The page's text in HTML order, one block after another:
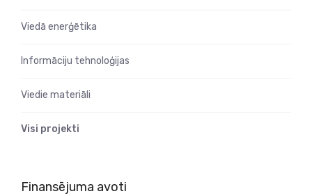
Viedā enerģētika
Informāciju tehnoloģijas
Viedie materiāli
Visi projekti
Finansējuma avoti